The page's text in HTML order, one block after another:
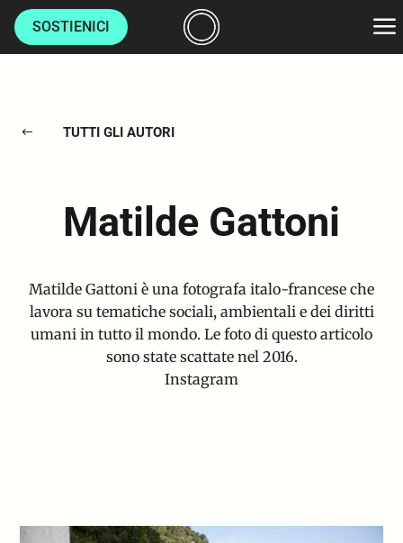
SOSTIENICI
CULTURE
LUOGHI
HOME
CHI SIAMO
# TUTTI GLI AUTORI
Matilde Gattoni
Matilde Gattoni è una fotografa italo-francese che
lavora su tematiche sociali, ambientali e dei diritti
umani in tutto il mondo. Le foto di questo articolo
sono state scattate nel 2016.
Instagram